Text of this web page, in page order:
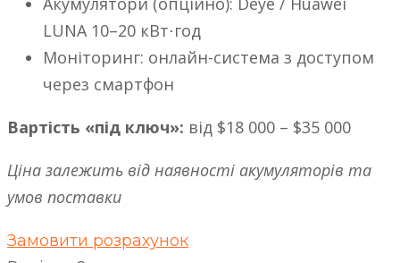
LUNA 10–20 кВт⋅год
Моніторинг: онлайн-система з доступом
через смартфон
Вартість «під ключ»: від $18 000 – $35 000
Ціна залежить від наявності акумуляторів та
умов поставки
Замовити розрахунок